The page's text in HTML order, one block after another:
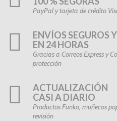
PayPal y tarjeta de crédito
ENVÍOS SEGUROS Y
EN 24 HORAS
Gracias a Correos Express y
protección
ACTUALIZACIÓN
CASI A DIARIO
Productos Funko, muñecos
revisión